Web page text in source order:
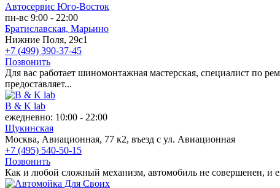
Автосервис Юго-Восток
пн-вс 9:00 - 22:00
Братиславская, Марьино
Нижние Поля, 29с1
+7 (499) 390-37-45
Позвонить
Для вас работает шиномонтажная мастерская, специалист по
предоставляет...
B & K lab
ежедневно: 10:00 - 22:00
Щукинская
Москва, Авиационная, 77 к2, въезд с ул. Авиационная
+7 (495) 540-50-15
Позвонить
Как и любой сложный механизм, автомобиль не совершенен, и